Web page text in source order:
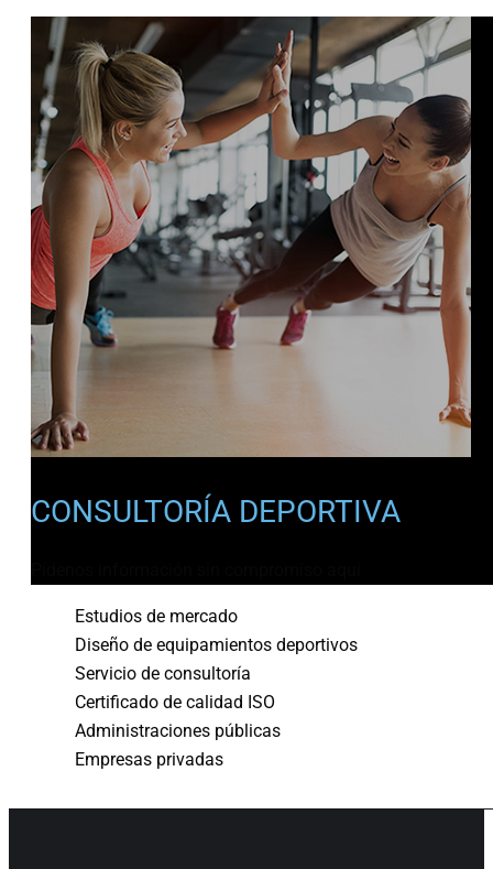
CONSULTORÍA DEPORTIVA
Estudios de mercado
Diseño de equipamientos deportivos
Servicio de consultoría
Certificado de calidad ISO
Administraciones públicas
Empresas privadas